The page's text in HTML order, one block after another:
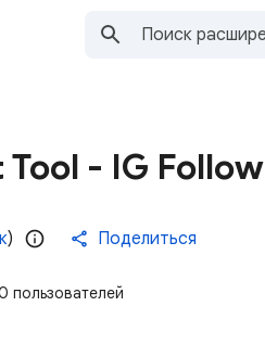
- IG Follow
) Поделиться
пользователей